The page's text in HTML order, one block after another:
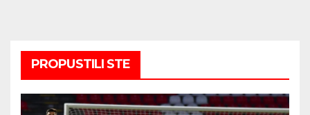
PROPUSTILI STE